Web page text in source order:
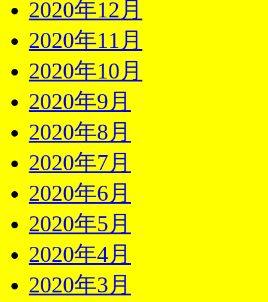
2020年12月
2020年11月
2020年10月
2020年9月
2020年8月
2020年7月
2020年6月
2020年5月
2020年4月
2020年3月